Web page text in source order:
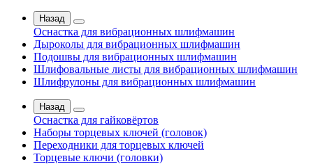
Назад
Оснастка для вибрационных шлифмашин
Дыроколы для вибрационных шлифмашин
Подошвы для вибрационных шлифмашин
Шлифовальные листы для вибрационных шлифмашин
Шлифрулоны для вибрационных шлифмашин
Назад
Оснастка для гайковёртов
Наборы торцевых ключей (головок)
Переходники для торцевых ключей
Торцевые ключи (головки)